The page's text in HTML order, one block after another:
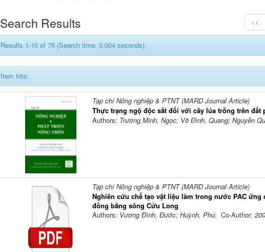
Search Results <<
Results 1-10 of 76 (Search time: 0.004 seconds).
Item hits:
Tạp chí Nông nghiệp & PTNT (MARD Journal Article)
Thực trạng ngộ độc sắt đối với cây lúa trồng trên
Authors: Trương Minh, Ngọc; Võ Đình, Quang; Nguyễn
Tạp chí Nông nghiệp & PTNT (MARD Journal Article)
Nghiên cứu chế tạo vật liệu làm trong nước PAC
đồng bằng sông Cửu Long
Authors: Vương Đình, Đước; Huỳnh, Phú; Co-Author: